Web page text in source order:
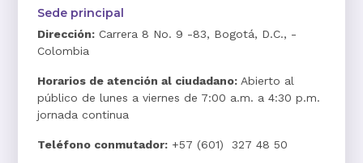
Sede principal
Dirección: Carrera 8 No. 9 -83, Bogotá, D.C., -
Colombia
Horarios de atención al ciudadano:Abierto al
público de lunes a viernes de 7:00 a.m. a 4:30 p.m.
jornada continua
Teléfono conmutador: +57 (601) 327 48 50